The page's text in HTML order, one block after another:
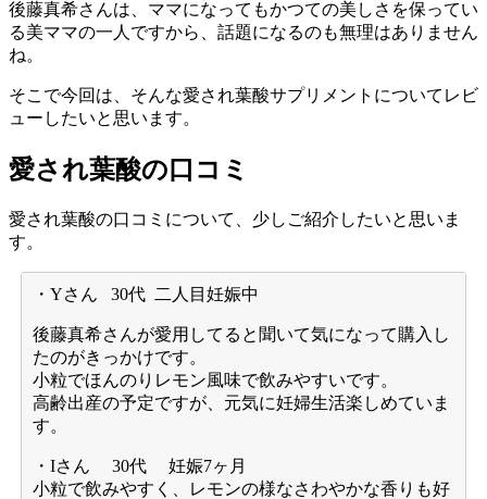
後藤真希さんは、ママになってもかつての美しさを保ってい
る美ママの一人ですから、話題になるのも無理はありません
ね。
そこで今回は、そんな愛され葉酸サプリメントについてレビ
ューしたいと思います。
愛され葉酸の口コミ
愛され葉酸の口コミについて、少しご紹介したいと思いま
す。
・Yさん 30代 二人目妊娠中
後藤真希さんが愛用してると聞いて気になって購入し
たのがきっかけです。
小粒でほんのりレモン風味で飲みやすいです。
高齢出産の予定ですが、元気に妊婦生活楽しめていま
す。
・Iさん 30代 妊娠7ヶ月
小粒で飲みやすく、レモンの様なさわやかな香りも好